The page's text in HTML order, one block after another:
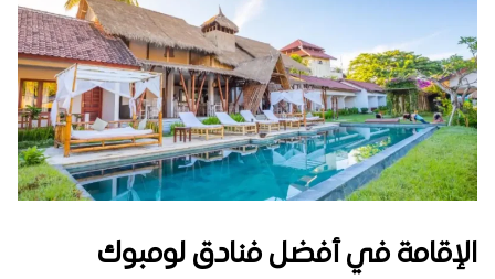
الإقامة في أفضل فنادق لومبوك